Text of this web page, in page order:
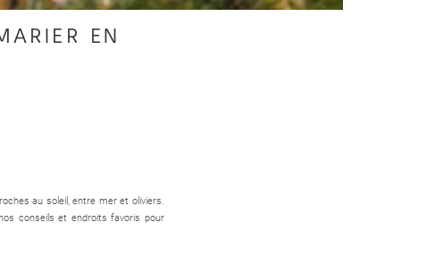
EN
au soleil, entre mer et oliviers.
conseils et endroits favoris pour